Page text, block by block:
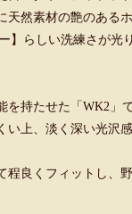
然素材の艶のあるホ
】らしい洗練さが光
持たせた「WK2」
上、淡く深い光沢
程良くフィットし、